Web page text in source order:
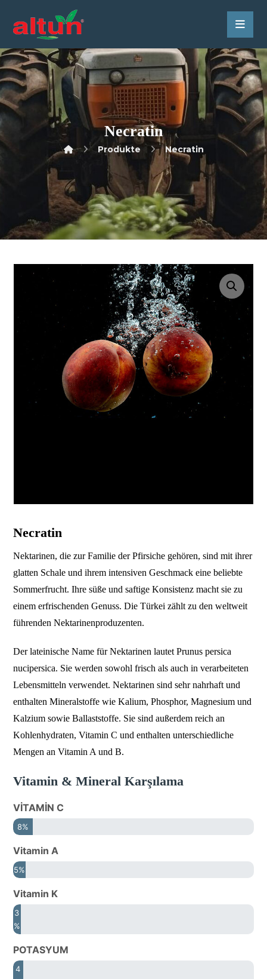
Necratin
Produkte Necratin
Bild vergrößern
Necratin
Nektarinen, die zur Familie der Pfirsiche gehören, sind mit ihrer
glatten Schale und ihrem intensiven Geschmack eine beliebte
Sommerfrucht. Ihre süße und saftige Konsistenz macht sie zu
einem erfrischenden Genuss. Die Türkei zählt zu den weltweit
führenden Nektarinenproduzenten.
Der lateinische Name für Nektarinen lautet Prunus persica
nucipersica. Sie werden sowohl frisch als auch in verarbeiteten
Lebensmitteln verwendet. Nektarinen sind sehr nahrhaft und
enthalten Mineralstoffe wie Kalium, Phosphor, Magnesium und
Kalzium sowie Ballaststoffe. Sie sind außerdem reich an
Kohlenhydraten, Vitamin C und enthalten unterschiedliche
Mengen an Vitamin A und B.
Vitamin & Mineral Karşılama
VİTAMİN C
8%
Vitamin A
5%
Vitamin K
3
%
POTASYUM
4